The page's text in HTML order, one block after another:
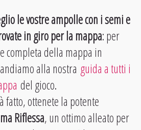
le vostre ampolle con i semi e
in giro per la mappa: per
completa della mappa in
alla nostra guida a tutti i
del gioco.
fatto, ottenete la potente
Riflessa, un ottimo alleato per